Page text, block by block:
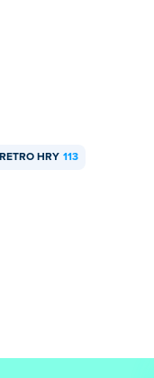
RETRO HRY 113